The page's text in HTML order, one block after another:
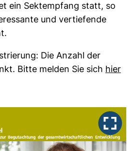
ein Sektempfang statt, so
und vertiefende
Die Anzahl der
Bitte melden Sie sich hier